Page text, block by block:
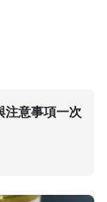
注意事項一次